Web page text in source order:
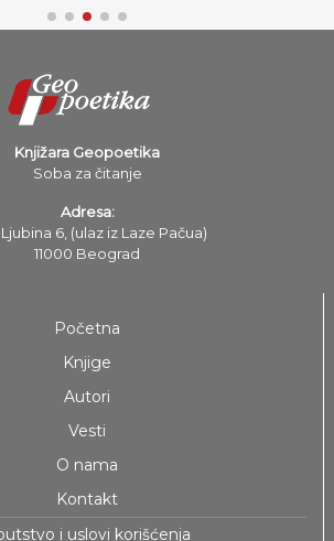
Knjižara Geopoetika
Soba za čitanje
Adresa:
6, (ulaz iz Laze Pačua)
11000 Beograd
Početna
Knjige
Autori
Vesti
O nama
Kontakt
i uslovi korišćenja